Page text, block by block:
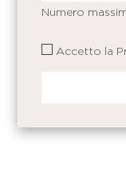
Numero
Accetto la